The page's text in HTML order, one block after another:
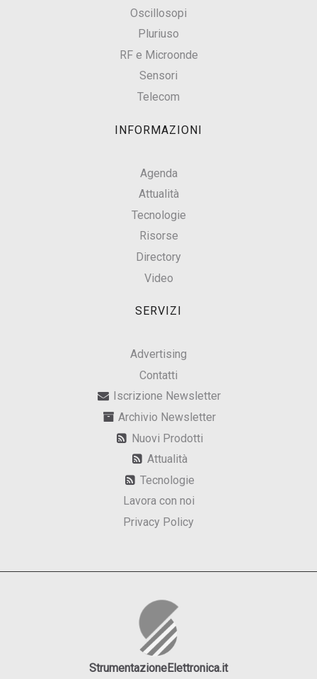
Oscillosopi
Pluriuso
RF e Microonde
Sensori
Telecom
INFORMAZIONI
Agenda
Attualità
Tecnologie
Risorse
Directory
Video
SERVIZI
Advertising
Contatti
Iscrizione Newsletter
Archivio Newsletter
Nuovi Prodotti
Attualità
Tecnologie
Lavora con noi
Privacy Policy
StrumentazioneElettronica.it